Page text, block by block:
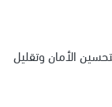
الأمان وتقليل